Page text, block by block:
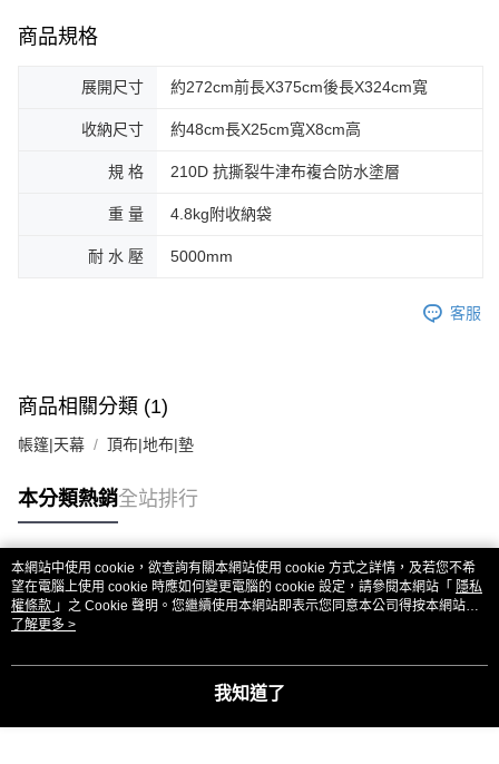
商品規格
展開尺寸 約272cm前長X375cm後長X324cm寬
收納尺寸 約48cm長X25cm寬X8cm高
規 格 210D 抗撕裂牛津布複合防水塗層
重 量 4.8kg附收納袋
耐 水 壓 5000mm
客服
商品相關分類 (1)
帳篷|天幕 頂布|地布|墊
本分類熱銷全站排行
熱門標籤
本網站中使用 cookie，欲查詢有關本網站使用 cookie 方式之詳情，及若您不希
望在電腦上使用 cookie 時應如何變更電腦的 cookie 設定，請參閱本網站「 隱私
權條款 」之 Cookie 聲明。您繼續使用本網站即表示您同意本公司得按本網站使
用條款之 Cookie 聲明使用 cookie。
了解更多 >
我知道了